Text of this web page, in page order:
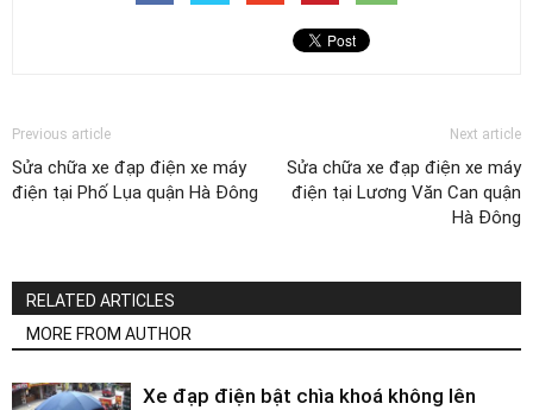
Previous article
Sửa chữa xe đạp điện xe máy
điện tại Phố Lụa quận Hà Đông
Next article
Sửa chữa xe đạp điện xe máy
điện tại Lương Văn Can quận
Hà Đông
RELATED ARTICLES
MORE FROM AUTHOR
Xe đạp điện bật chìa khoá không lên